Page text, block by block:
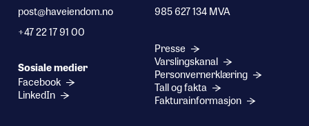
post@haveiendom.no
+47 22 17 91 00
Sosiale medier
Facebook
LinkedIn
985 627 134 MVA
Presse
Varslingskanal
Personvernerklæring
Tall og fakta
Fakturainformasjon